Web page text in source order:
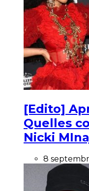
[Edito]
Quelles
Nicki
8